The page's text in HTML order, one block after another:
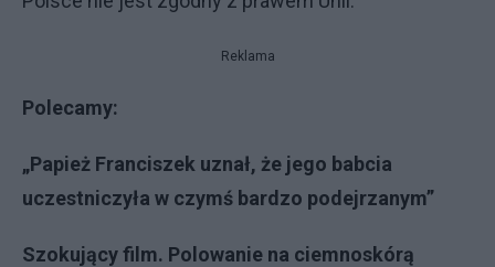
Reklama
Polecamy:
„Papież Franciszek uznał, że jego babcia
uczestniczyła w czymś bardzo podejrzanym”
Szokujący film. Polowanie na ciemnoskórą